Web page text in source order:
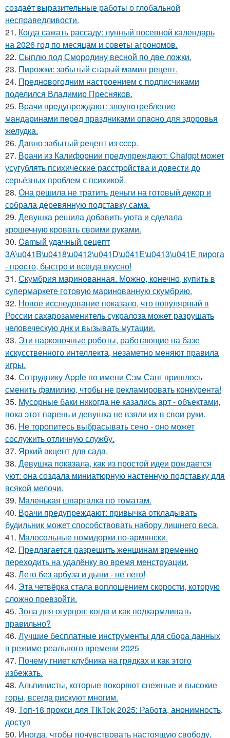
создаёт выразительные работы о глобальной
несправедливости.
21. Когда сажать рассаду: лунный посевной календарь
на 2026 год по месяцам и советы агрономов.
22. Сыплю под Смородину весной по две ложки.
23. Пирожки: забытый старый мамин рецепт.
24. Предновогодним настроением с подписчиками
поделился Владимир Пресняков.
25. Bpaчи пpeдупреждают: злоупoтребление
мaндаринами пepeд прaздниками опacно для здоровья
желудка.
26. Дaвно забытый peцепт из сссp.
27. Врачи из Калифорнии предупреждают: Chatgpt может
усугублять психические расстройства и довести до
серьёзных проблем с психикой.
28. Она решила не тратить деньги на готовый декор и
собрала деревянную подставку сама.
29. Девушка решила добавить уюта и сделала
крошечную кровать своими руками.
30. Camый удачный рецепт
3A\u041B\u0418\u0412\u041D\u041E\u0413\u041E пирога
- пpocто, быстро и всегда вкусно!
31. Скумбрия маринованная. Можно, конечно, купить в
супермаркете готовую маринованную скумбрию.
32. Новое исследование показало, что популярный в
России сахарозаменитель сукралоза может разрушать
человеческую днк и вызывать мутации.
33. Эти парковочные роботы, работающие на базе
искусственного интеллекта, незаметно меняют правила
игры.
34. Сотруднику Apple по имени Сэм Санг пришлось
сменить фамилию, чтобы не рекламировать конкурента!
35. Мусорные баки никогда не казались арт - объектами,
пока этот парень и девушка не взяли их в свои руки.
36. Не торопитесь выбрасывать сено - оно может
сослужить отличную службу.
37. Яркий акцент для сада.
38. Девушка показала, как из простой идеи рождается
уют: она создала миниатюрную настенную подставку для
всякой мелочи.
39. Маленькая шпаргалка по томатам.
40. Врачи предупреждают: привычка откладывать
будильник может способствовать набору лишнего веса.
41. Малосольные помидорки по-армянски.
42. Предлагается разрешить женщинам временно
переходить на удалёнку во время менструации.
43. Лето без арбуза и дыни - не лето!
44. Эта четвёрка стала воплощением скорости, которую
сложно превзойти.
45. Зола для огурцов: когда и как подкармливать
правильно?
46. Лучшие бесплатные инструменты для сбора данных
в режиме реального времени 2025
47. Почему гниет клубника на грядках и как этого
избежать.
48. Альпинисты, которые покоряют снежные и высокие
горы, всегда рискуют многим.
49. Топ-18 прокси для TikTok 2025: Работа, анонимность,
доступ
50. Иногда, чтобы почувствовать настоящую свободу,